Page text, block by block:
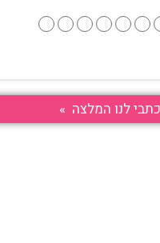
●
●
●
●
●
●
לנו המלצה »